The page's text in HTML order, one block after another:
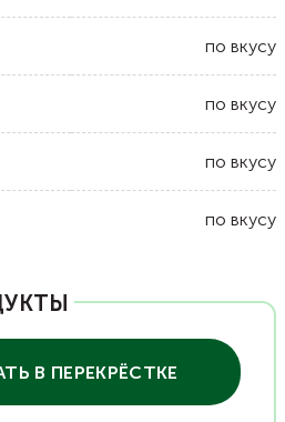
по вкусу
по вкусу
по вкусу
по вкусу
В ПЕРЕКРЁСТКЕ